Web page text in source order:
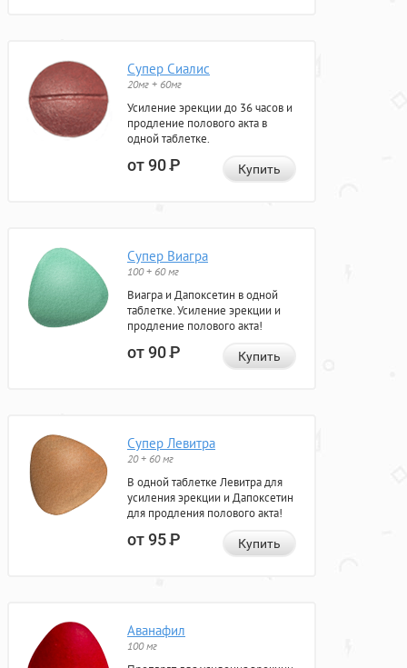
Супер Сиалис
20мг + 60мг
Усиление эрекции до 36 часов и
продление полового акта в
одной таблетке.
от 90Р Купить
Супер Виагра
100 + 60 мг
Виагра и Дапоксетин в одной
таблетке. Усиление эрекции и
продление полового акта!
от 90Р Купить
Супер Левитра
20 + 60 мг
В одной таблетке Левитра для
усиления эрекции и Дапоксетин
для продления полового акта!
от 95Р Купить
Аванафил
100 мг